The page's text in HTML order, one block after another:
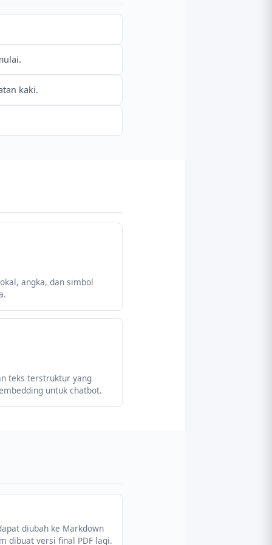
kaki.
angka, dan simbol
teks terstruktur yang
untuk chatbot.
diubah ke Markdown
dibuat versi final PDF lagi.